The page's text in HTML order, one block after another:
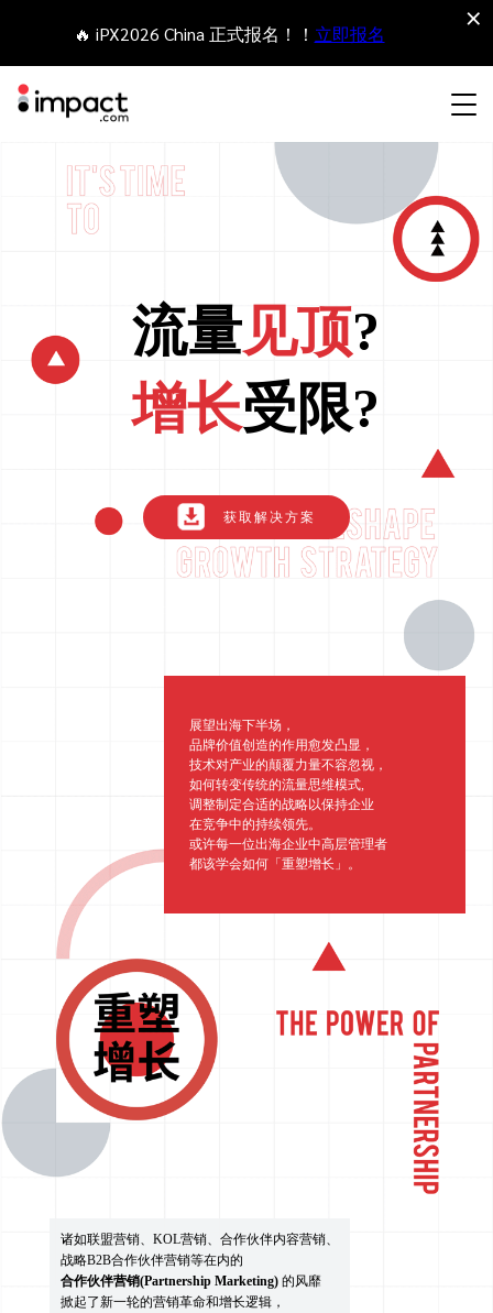
合作伙伴营销管理平台
无论何种合作伙伴关系，皆可全程把控整个生命周期
签约 支付
追踪
保护 监控
网红营销管理平台
推荐营销管理平台
助力品牌高效起量“老带新”计划
网红营销
移动端合作伙伴
分析归因
SaaS合作伙伴营销
合作伙伴入门
网红合作伙伴
移动应用合作伙伴
Agency partners
Technology partners
Technology partners directory
资源概括
出海生态观察
iPX25 China 出海峰会
关于impact.com
可持续发展
English
🔥 iPX2026 China 正式报名！！ 立即报名
×
流量见顶?
增长受限?
获取解决方案
展望出海下半场，
品牌价值创造的作用愈发凸显，
技术对产业的颠覆力量不容忽视，
如何转变传统的流量思维模式,
调整制定合适的战略以保持企业
在竞争中的持续领先。
或许每一位出海企业中高层管理者
都该学会如何「重塑增长」。
诸如联盟营销、KOL营销、合作伙伴内容营销、
战略B2B合作伙伴营销等在内的
合作伙伴营销(Partnership Marketing)的风靡
掀起了新一轮的营销革命和增长逻辑，